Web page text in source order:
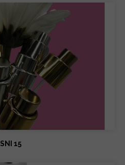
SNI 15